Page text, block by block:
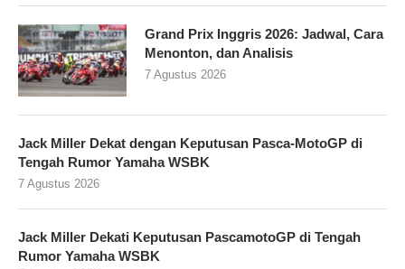
Grand Prix Inggris 2026: Jadwal, Cara
Menonton, dan Analisis
7 Agustus 2026
Jack Miller Dekat dengan Keputusan Pasca-MotoGP di
Tengah Rumor Yamaha WSBK
7 Agustus 2026
Jack Miller Dekati Keputusan PascamotoGP di Tengah
Rumor Yamaha WSBK